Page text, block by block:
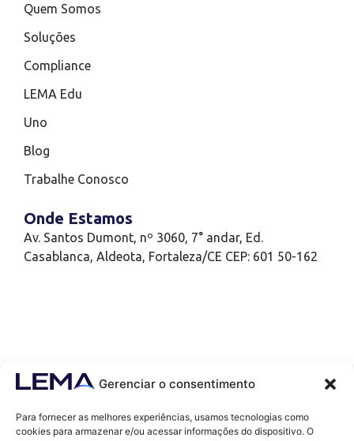
Gerenciar o consentimento
Para fornecer as melhores experiências, usamos tecnologias como
cookies para armazenar e/ou acessar informações do dispositivo. O
Quem Somos
Soluções
Compliance
LEMA Edu
Uno
Blog
Trabalhe Conosco
Onde Estamos
Av. Santos Dumont, nº 3060, 7° andar, Ed.
Casablanca, Aldeota, Fortaleza/CE CEP: 601 50-162